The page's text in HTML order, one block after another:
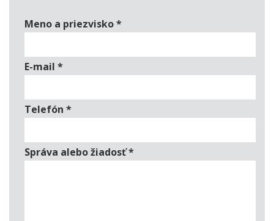
Meno a priezvisko*
E-mail *
Telefón *
Správa alebo žiadosť*